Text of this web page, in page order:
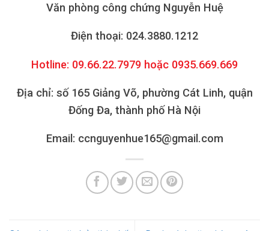
Văn phòng công chứng Nguyễn Huệ
Điện thoại: 024.3880.1212
Hotline: 09.66.22.7979 hoặc 0935.669.669
Địa chỉ: số 165 Giảng Võ, phường Cát Linh, quận
Đống Đa, thành phố Hà Nội
Email: ccnguyenhue165@gmail.com